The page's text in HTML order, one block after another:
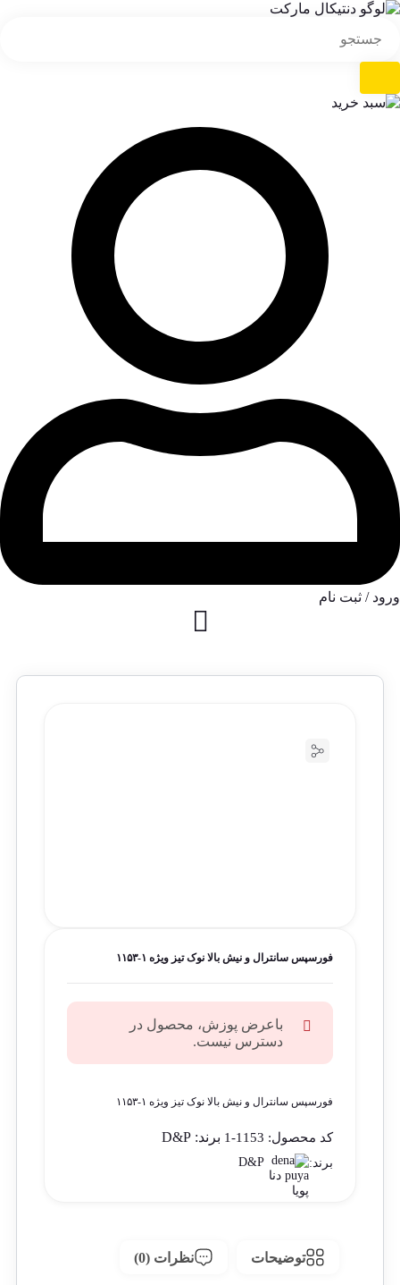
ورود / ثبت نام
فورسپس سانترال و نیش بالا نوک تیز ویژه ۱-۱۱۵۳
باعرض پوزش، محصول در
دسترس نیست.
فورسپس سانترال و نیش بالا نوک تیز ویژه ۱-۱۱۵۳
کد محصول: 1153-1 برند: D&P
برند: D&P
توضیحات نظرات (0)